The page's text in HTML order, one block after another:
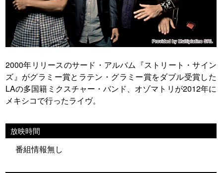
2000年リリースのサード・アルバム『ストリート・サイン
ズ』がグラミー賞とラテン・グラミー賞をダブル受賞した
LAの多国籍ミクスチャー・バンド、オゾマトリが2012年に
メキシコで行ったライヴ。
放映時間
番組情報無し